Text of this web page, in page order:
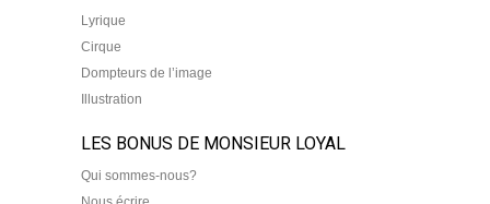
Lyrique
Cirque
Dompteurs de l’image
Illustration
LES BONUS DE MONSIEUR LOYAL
Qui sommes-nous?